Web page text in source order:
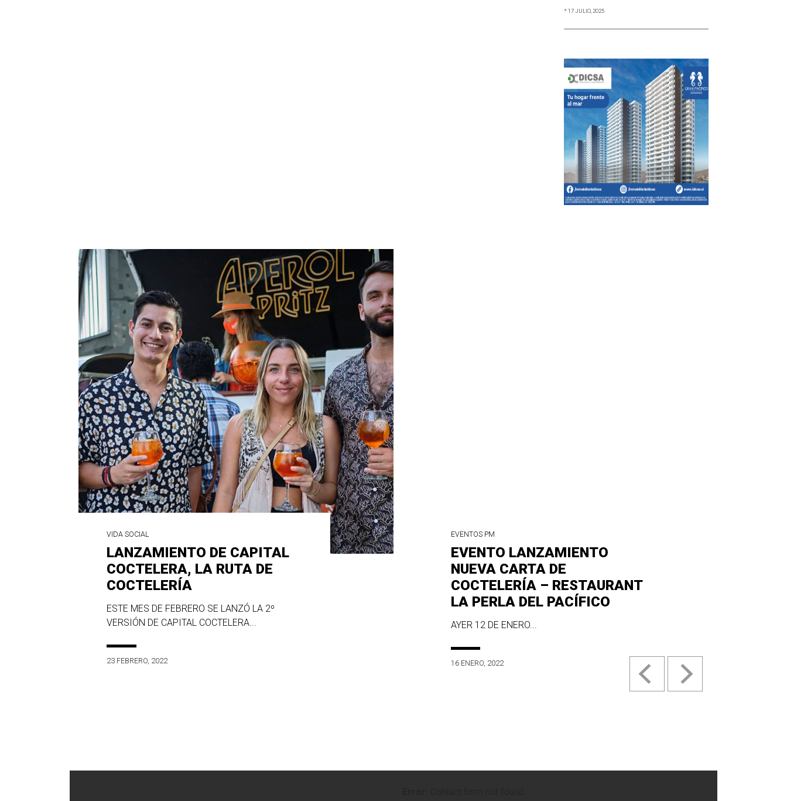
* 17 JULIO, 2025
VIDA SOCIAL
LANZAMIENTO DE CAPITAL
COCTELERA, LA RUTA DE
COCTELERÍA
ESTE MES DE FEBRERO SE LANZÓ LA 2º
VERSIÓN DE CAPITAL COCTELERA...
23 FEBRERO, 2022
EVENTOS PM
EVENTO LANZAMIENTO
NUEVA CARTA DE
COCTELERÍA – RESTAURANT
LA PERLA DEL PACÍFICO
AYER 12 DE ENERO...
16 ENERO, 2022